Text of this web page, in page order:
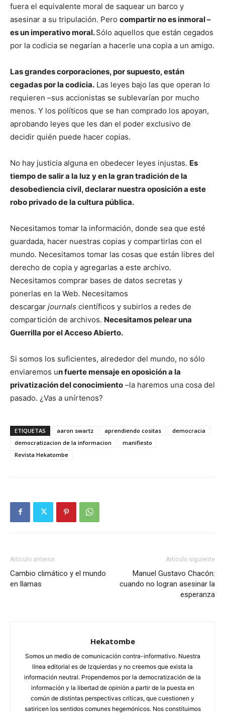
fuera el equivalente moral de saquear un barco y
asesinar a su tripulación. Pero compartir no es inmoral –
es un imperativo moral.Sólo aquellos que están cegados
por la codicia se negarían a hacerle una copia a un amigo.
Las grandes corporaciones, por supuesto, están
cegadas por la codicia. Las leyes bajo las que operan lo
requieren –sus accionistas se sublevarían por mucho
menos. Y los políticos que se han comprado los apoyan,
aprobando leyes que les dan el poder exclusivo de
decidir quién puede hacer copias.
No hay justicia alguna en obedecer leyes injustas. Es
tiempo de salir a la luz y en la gran tradición de la
desobediencia civil, declarar nuestra oposición a este
robo privado de la cultura pública.
Necesitamos tomar la información, donde sea que esté
guardada, hacer nuestras copias y compartirlas con el
mundo. Necesitamos tomar las cosas que están libres del
derecho de copia y agregarlas a este archivo.
Necesitamos comprar bases de datos secretas y
ponerlas en la Web. Necesitamos
descargar journals científicos y subirlos a redes de
compartición de archivos. Necesitamos pelear una
Guerrilla por el Acceso Abierto.
Si somos los suficientes, alrededor del mundo, no sólo
enviaremos un fuerte mensaje en oposición a la
privatización del conocimiento –la haremos una cosa del
pasado. ¿Vas a unírtenos?
ETIQUETAS aaron swartz aprendiendo cositas
democracia
democratizacion de la informacion
manifiesto
Revista Hekatombe
Artículo anterior
Cambio climático y el mundo
en llamas
Artículo siguiente
Manuel Gustavo Chacón:
cuando no logran asesinar la
esperanza
Hekatombe
Somos un medio de comunicación contra-informativo. Nuestra
línea editorial es de Izquierdas y no creemos que exista la
información neutral. Propendemos por la democratización de la
información y la libertad de opinión a partir de la puesta en
común de distintas perspectivas críticas, que cuestionen y
satiricen los sentidos comunes hegemónicos. Nos constituimos